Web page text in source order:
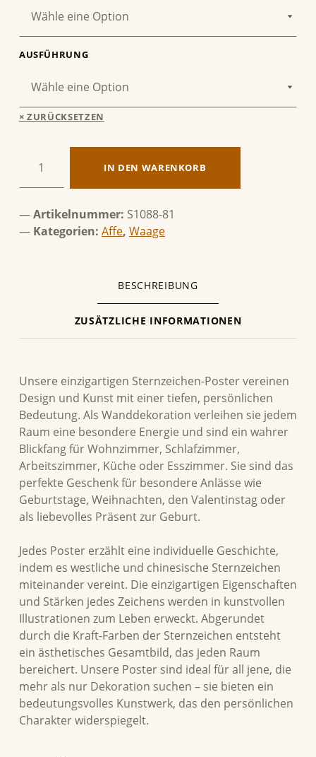
AUSFÜHRUNG
ZURÜCKSETZEN
IN DEN WARENKORB
Artikelnummer: S1088-81
Kategorien: Affe, Waage
BESCHREIBUNG
ZUSÄTZLICHE INFORMATIONEN
Unsere einzigartigen Sternzeichen-Poster vereinen
Design und Kunst mit einer tiefen, persönlichen
Bedeutung. Als Wanddekoration verleihen sie jedem
Raum eine besondere Energie und sind ein wahrer
Blickfang für Wohnzimmer, Schlafzimmer,
Arbeitszimmer, Küche oder Esszimmer. Sie sind das
perfekte Geschenk für besondere Anlässe wie
Geburtstage, Weihnachten, den Valentinstag oder
als liebevolles Präsent zur Geburt.
Jedes Poster erzählt eine individuelle Geschichte,
indem es westliche und chinesische Sternzeichen
miteinander vereint. Die einzigartigen Eigenschaften
und Stärken jedes Zeichens werden in kunstvollen
Illustrationen zum Leben erweckt. Abgerundet
durch die Kraft-Farben der Sternzeichen entsteht
ein ästhetisches Gesamtbild, das jeden Raum
bereichert. Unsere Poster sind ideal für all jene, die
mehr als nur Dekoration suchen – sie bieten ein
bedeutungsvolles Kunstwerk, das den persönlichen
Charakter widerspiegelt.